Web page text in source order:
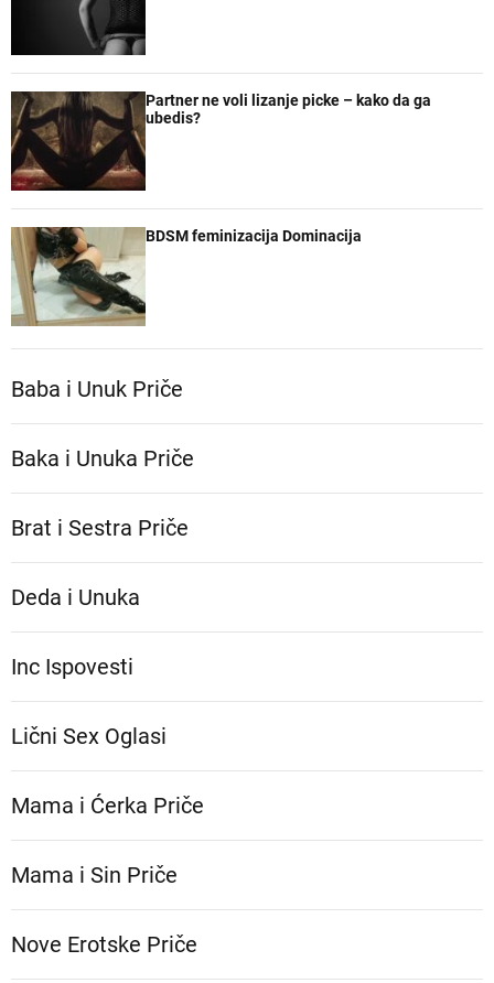
Partner ne voli lizanje picke – kako da ga
ubedis?
BDSM feminizacija Dominacija
Baba i Unuk Priče
Baka i Unuka Pričе
Brat i Sestra Priče
Deda i Unuka
Inc Ispovesti
Lični Sex Oglasi
Mama i Ćerka Priče
Mama i Sin Priče
Nove Erotske Priče